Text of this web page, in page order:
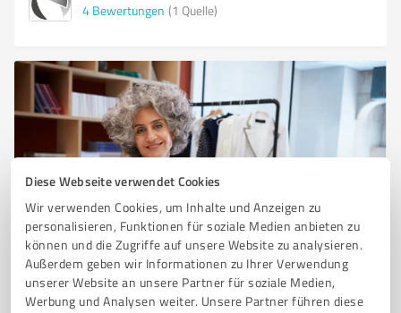
Diese Webseite verwendet Cookies
Wir verwenden Cookies, um Inhalte und Anzeigen zu
personalisieren, Funktionen für soziale Medien anbieten zu
können und die Zugriffe auf unsere Website zu analysieren.
Außerdem geben wir Informationen zu Ihrer Verwendung
unserer Website an unsere Partner für soziale Medien,
Werbung und Analysen weiter. Unsere Partner führen diese
4 Bewertungen (1 Quelle)
Sie möchten auch hier gelistet werden?
Registrieren Sie sich jetzt und werden Sie ein von
Kunden empfohlener ProvenExpert!